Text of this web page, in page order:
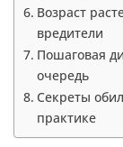
Возраст
вредители
Пошаговая
очередь
Секреты
практике